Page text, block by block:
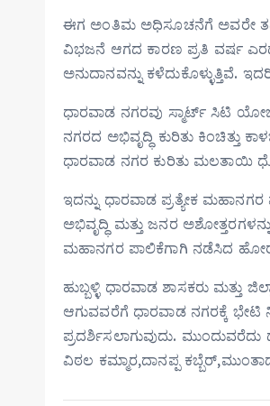
ಈಗ ಅಂತಿಮ ಅಧಿಸೂಚನೆಗೆ ಅವರೇ
ವಿಭಜನೆ ಆಗದ ಕಾರಣ ಪ್ರತಿ ವರ್ಷ
ಅನುದಾನವನ್ನು ಕಳೆದುಕೊಳ್ಳುತ್ತಿವೆ.
ಧಾರವಾಡ ನಗರವು ಸ್ಮಾರ್ಟ್ ಸಿಟಿ
ನಗರದ ಅಭಿವೃದ್ಧಿ ಕುರಿತು ಕಿಂಚಿತ್ತು
ಧಾರವಾಡ ನಗರ ಕುರಿತು ಮಲತಾಯಿ
ಇದನ್ನು ಧಾರವಾಡ ಪ್ರತ್ಯೇಕ
ಅಭಿವೃದ್ಧಿ ಮತ್ತು ಜನರ
ಮಹಾನಗರ ಪಾಲಿಕೆಗಾಗಿ ನಡೆಸಿದ
ಹುಬ್ಬಳ್ಳಿ ಧಾರವಾಡ ಶಾಸಕರು
ಆಗುವವರೆಗೆ ಧಾರವಾಡ ನಗರಕ್ಕೆ ಭೇಟಿ
ಪ್ರದರ್ಶಿಸಲಾಗುವುದು.
ವಿಠಲ ಕಮ್ಮಾರ,ದಾನಪ್ಪ